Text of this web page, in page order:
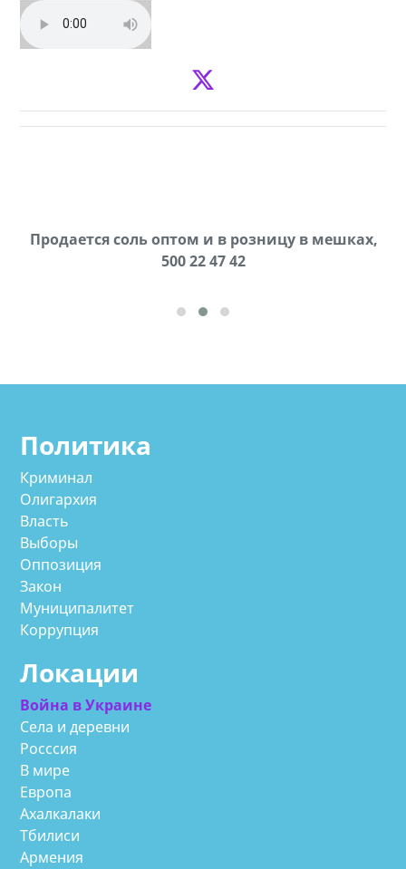
Продается соль оптом и в розницу в мешках,
500 22 47 42
В городе Ниноцминда около фастфуда Hask
cдается в аренду дом, 571 30 57 57Whatsap/Viber
Политика
Криминал
Олигархия
Власть
Выборы
Оппозиция
Закон
Муниципалитет
Коррупция
Локации
Война в Украине
Села и деревни
Росссия
В мире
Европа
Ахалкалаки
Тбилиси
Армения